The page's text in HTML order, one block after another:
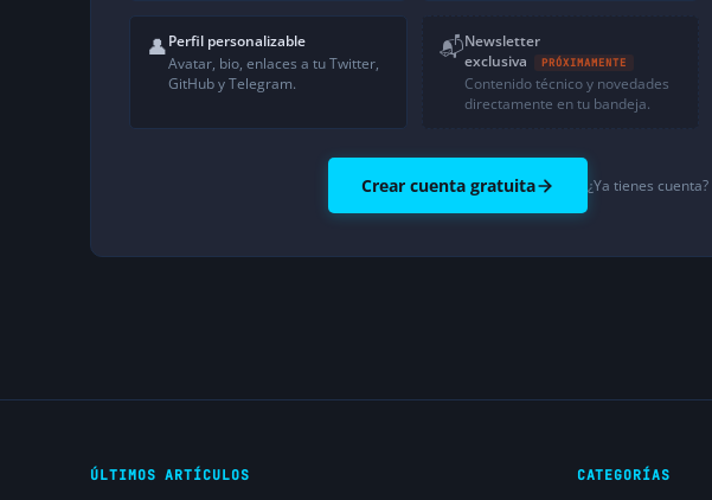
👤Perfil personalizable
Avatar, bio, enlaces a tu Twitter,
GitHub y Telegram.
📬Newsletter
exclusiva
PRÓXIMAMENTE
Contenido técnico y novedades
directamente en tu bandeja.
Crear cuenta gratuita ¿Ya tienes cuenta?
ÚLTIMOS ARTÍCULOS CATEGORÍAS